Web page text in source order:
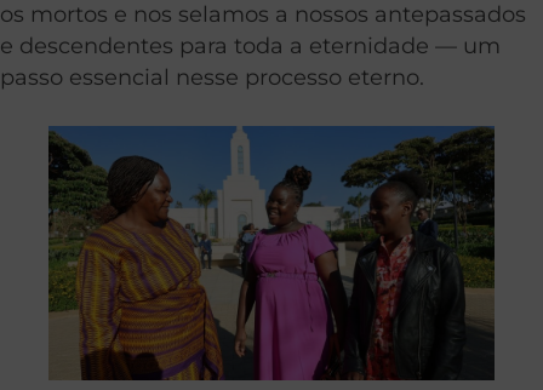
os mortos e nos selamos a nossos antepassados
e descendentes para toda a eternidade — um
passo essencial nesse processo eterno.